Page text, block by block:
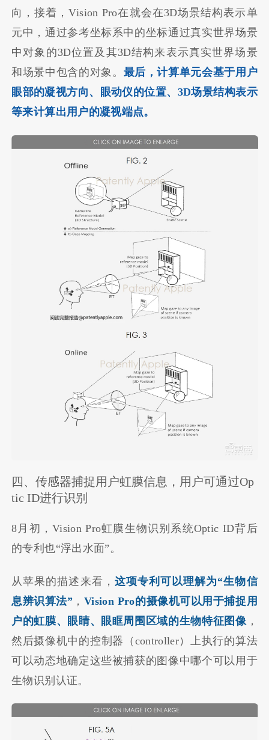
向，接着，Vision Pro在就会在3D场景结构表示单
元中，通过参考坐标系中的坐标通过真实世界场景
中对象的3D位置及其3D结构来表示真实世界场景
和场景中包含的对象。 最后，计算单元会基于用户
眼部的凝视方向、眼动仪的位置、3D场景结构表示
等来计算出用户的凝视端点。
四、传感器捕捉用户虹膜信息，用户可通过Op
tic ID进行识别
8月初，Vision Pro虹膜生物识别系统Optic ID背后
的专利也“浮出水面”。
从苹果的描述来看， 这项专利可以理解为“生物信
息辨识算法” ，Vision Pro的摄像机可以用于捕捉用
户的虹膜、眼睛、眼眶周围区域的生物特征图像 ，
然后摄像机中的控制器（controller）上执行的算法
可以动态地确定这些被捕获的图像中哪个可以用于
生物识别认证。